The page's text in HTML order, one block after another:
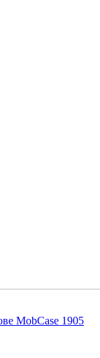
MobCase 1905